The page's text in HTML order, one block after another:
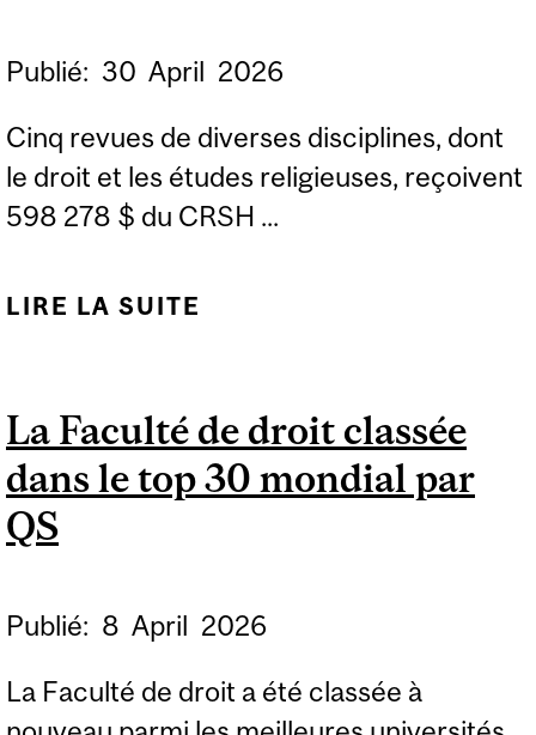
Publié: 30 April 2026
Cinq revues de diverses disciplines, dont
le droit et les études religieuses, reçoivent
598 278 $ du CRSH ...
LIRE LA SUITE
L’UNIVERSITÉ MCGILL
La Faculté de droit classée
dans le top 30 mondial par
QS
Publié: 8 April 2026
La Faculté de droit a été classée à